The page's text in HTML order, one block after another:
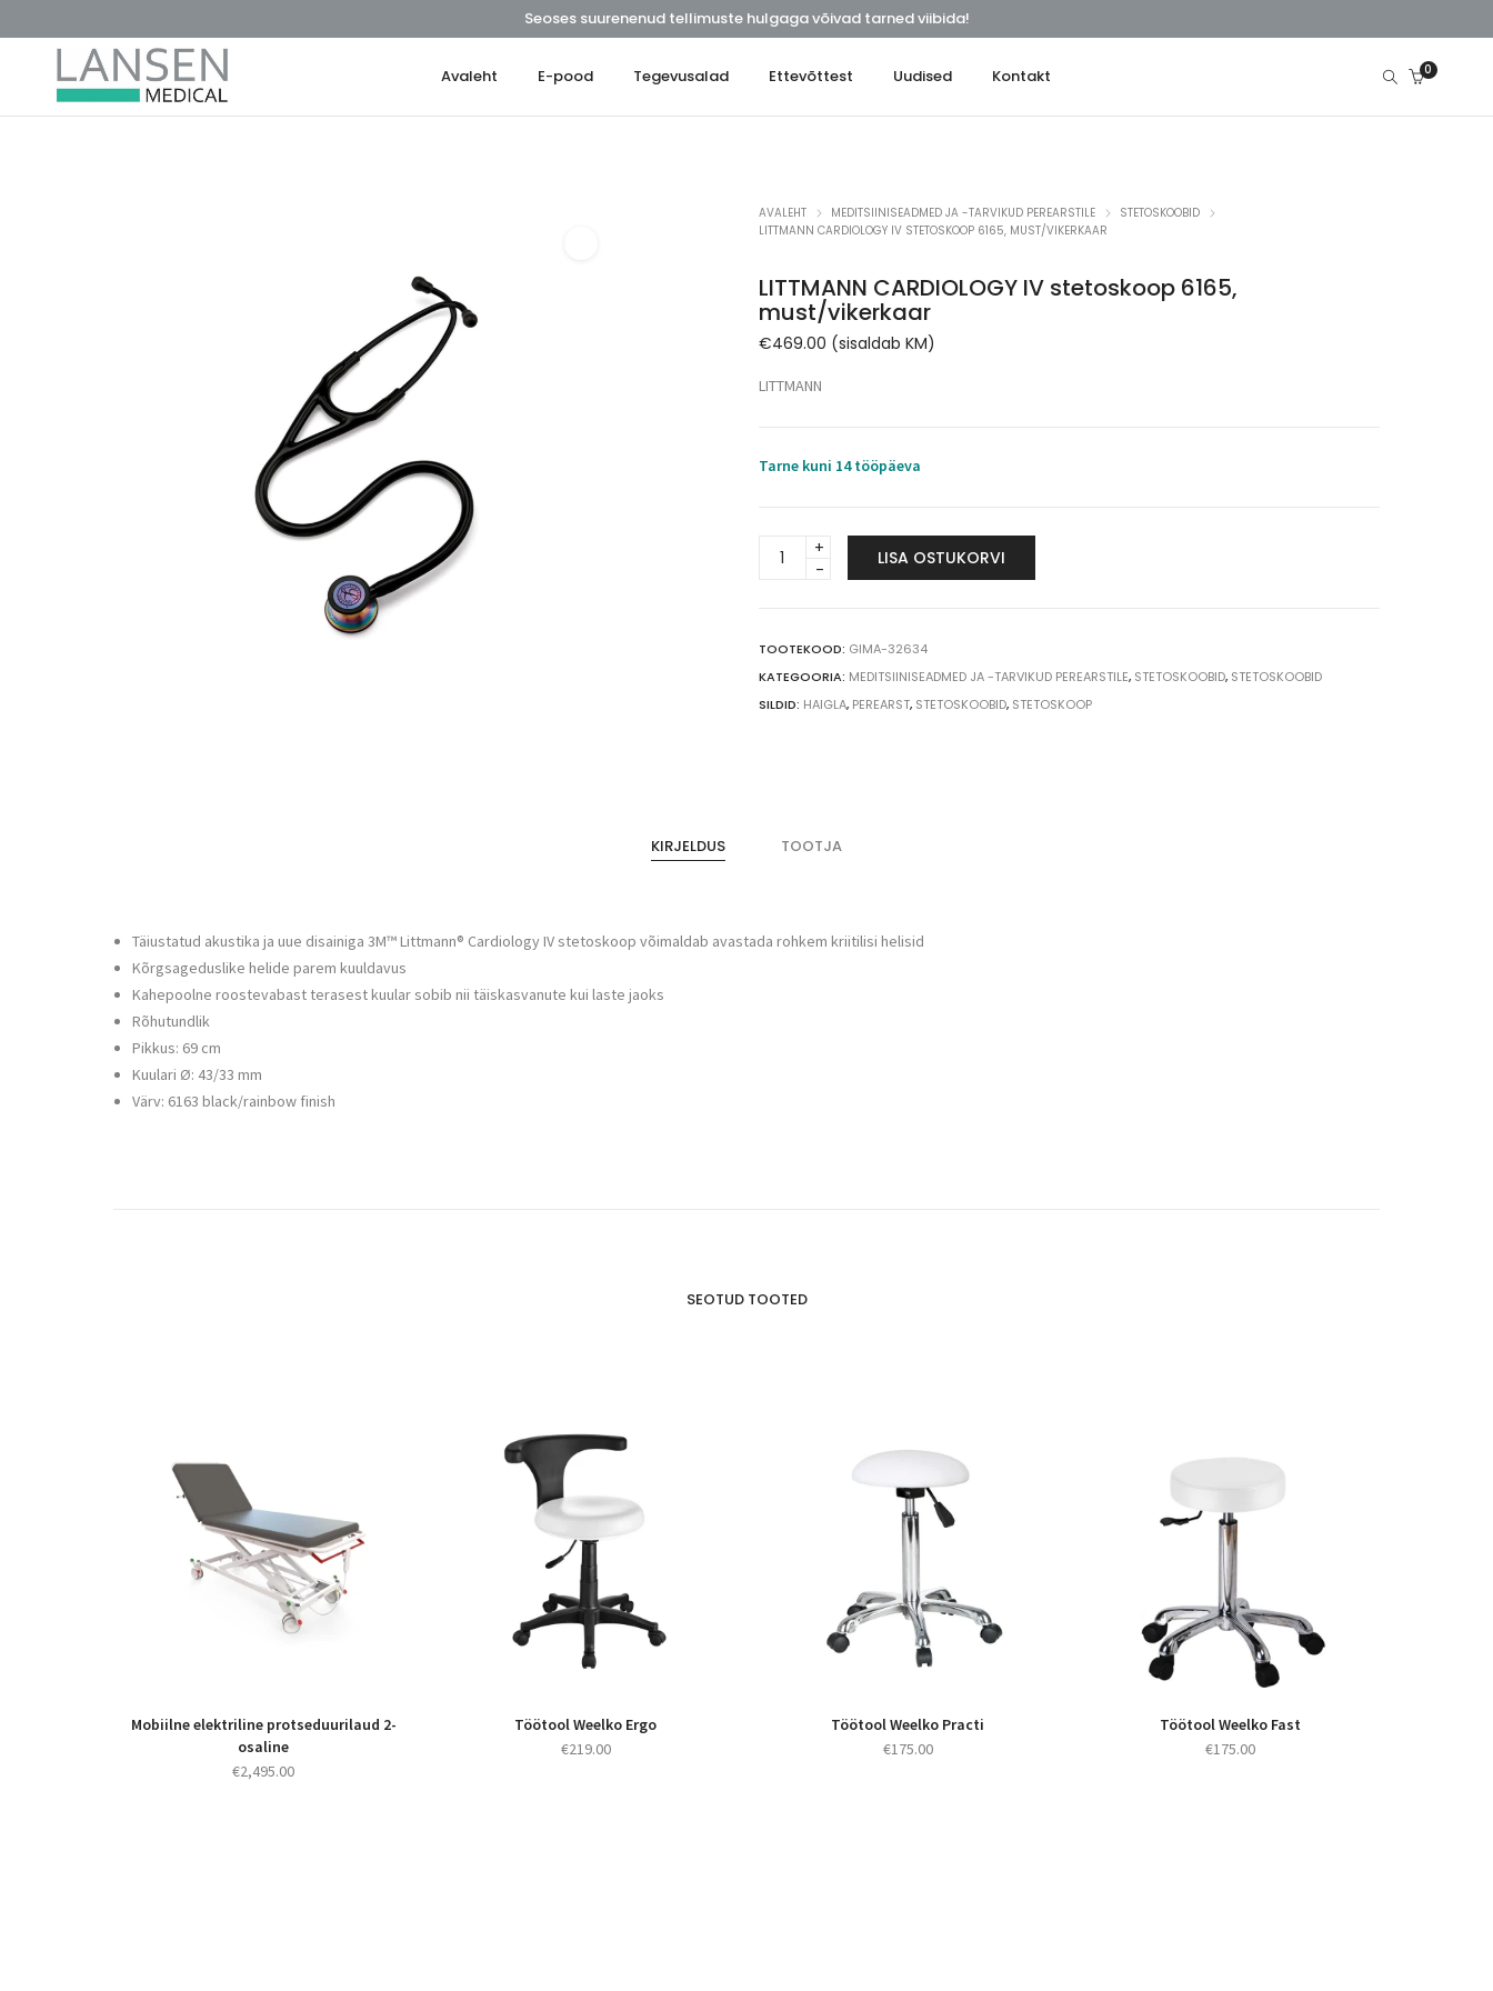
Seoses suurenenud tellimuste hulgaga võivad tarned viibida!
Avaleht E-pood Tegevusalad Ettevõttest Uudised Kontakt 0
AVALEHT MEDITSIINISEADMED JA -TARVIKUD PEREARSTILE
STETOSKOOBID
LITTMANN CARDIOLOGY IV STETOSKOOP 6165, MUST/VIKERKAAR
LITTMANN CARDIOLOGY IV stetoskoop 6165,
must/vikerkaar
€469.00 (sisaldab KM)
LITTMANN
Tarne kuni 14 tööpäeva
LITTMANN
CARDIOLOGY
quantity
LISA OSTUKORVI
TOOTEKOOD: GIMA-32634
KATEGOORIA: MEDITSIINISEADMED JA -TARVIKUD PEREARSTILE, STETOSKOOBID, STETOSKOOBID
SILDID: HAIGLA, PEREARST, STETOSKOOBID, STETOSKOOP
KIRJELDUS TOOTJA
Täiustatud akustika ja uue disainiga 3M™ Littmann® Cardiology IV stetoskoop võimaldab avastada rohkem kriitilisi helisid
Kõrgsageduslike helide parem kuuldavus
Kahepoolne roostevabast terasest kuular sobib nii täiskasvanute kui laste jaoks
Rõhutundlik
Pikkus: 69 cm
Kuulari Ø: 43/33 mm
Värv: 6163 black/rainbow finish
SEOTUD TOOTED
Mobiilne elektriline protseduurilaud 2-
osaline
€2,495.00
Töötool Weelko Ergo
€219.00
Töötool Weelko Practi
€175.00
Töötool Weelko Fast
€175.00